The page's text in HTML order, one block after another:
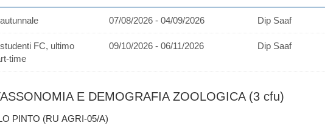
07/08/2026 - 04/09/2026 Dip Saaf
FC, ultimo
time
09/10/2026 - 06/11/2026 Dip Saaf
E DEMOGRAFIA ZOOLOGICA (3 cfu)
PINTO (RU AGRI-05/A)